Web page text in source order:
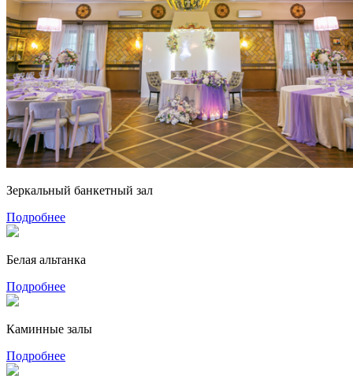
Зеркальный банкетный зал
Подробнее
Белая альтанка
Подробнее
Каминные залы
Подробнее